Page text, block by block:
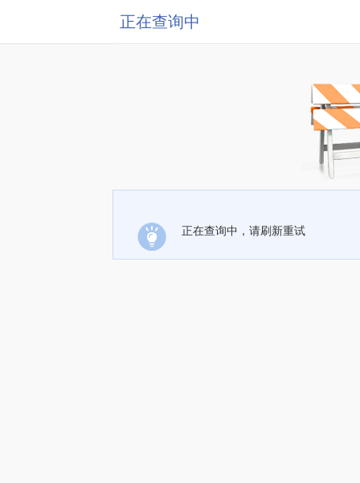
正在查询中
正在查询中，请刷新重试